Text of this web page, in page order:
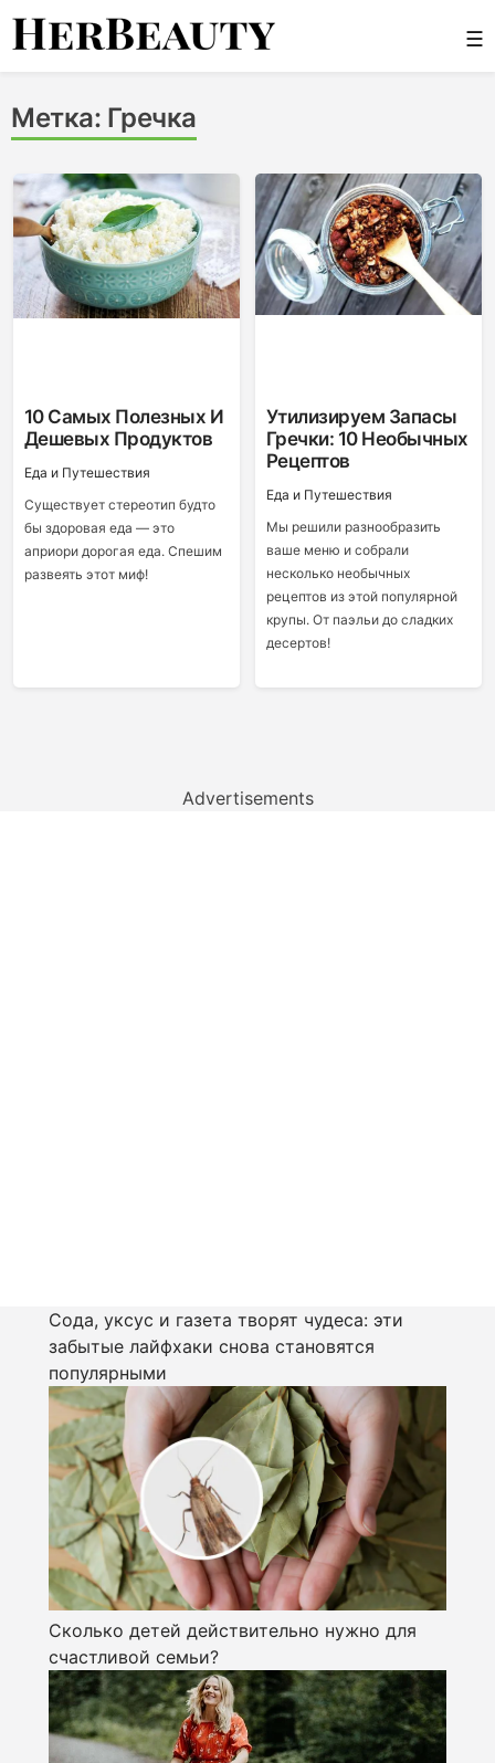
Skip
☰
Метка: Гречка
10 Самых Полезных И
Дешевых Продуктов
Еда и Путешествия
Существует стереотип будто
бы здоровая еда — это
априори дорогая еда. Спешим
развеять этот миф!
Утилизируем Запасы
Гречки: 10 Необычных
Рецептов
Еда и Путешествия
Мы решили разнообразить
ваше меню и собрали
несколько необычных
рецептов из этой популярной
крупы. От паэльи до сладких
десертов!
Advertisements
Сода, уксус и газета творят чудеса: эти
забытые лайфхаки снова становятся
популярными
Сколько детей действительно нужно для
счастливой семьи?